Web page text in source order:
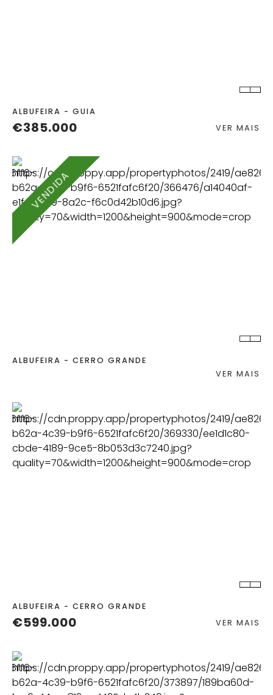
ALBUFEIRA - GUIA
€385.000 VER MAIS
VENDIDA
ALBUFEIRA - CERRO GRANDE
VER MAIS
ALBUFEIRA - CERRO GRANDE
€599.000 VER MAIS